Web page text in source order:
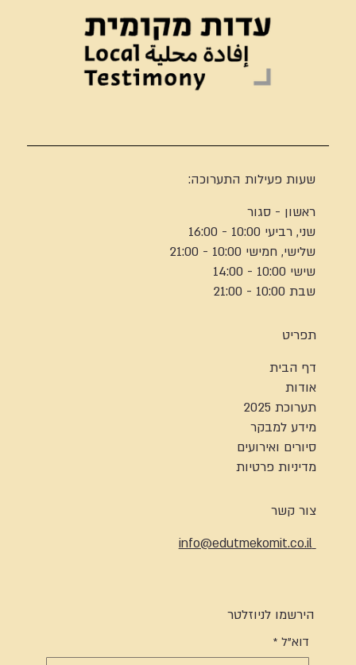
שעות פעילות התערוכה:
ראשון - סגור
שני, רביעי 10:00 - 16:00
שלישי, חמישי 10:00 - 21:00
שישי 10:00 - 14:00
שבת 10:00 - 21:00
תפריט
דף הבית
אודות
תערוכת 2025
מידע למבקר
סיורים ואירועים
מדיניות פרטיות
צור קשר
info@edutmekomit.co.il
הירשמו לניוזלטר
דוא"ל *